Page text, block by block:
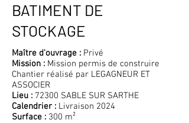
BATIMENT DE
STOCKAGE
Maître d'ouvrage : Privé
Mission : Mission permis de construire
Chantier réalisé par LEGAGNEUR ET
ASSOCIER
Lieu : 72300 SABLE SUR SARTHE
Calendrier : Livraison 2024
Surface : 300 m²